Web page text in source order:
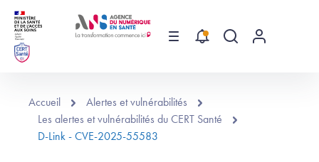
Aller au contenu principal
Menu Recherche
Menu
Accueil
Alertes et vulnérabilités
Les alertes et vulnérabilités du CERT Santé
D-Link - CVE-2025-55583